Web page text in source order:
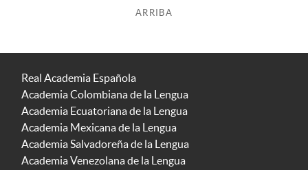
ARRIBA
Real Academia Española
Academia Colombiana de la Lengua
Academia Ecuatoriana de la Lengua
Academia Mexicana de la Lengua
Academia Salvadoreña de la Lengua
Academia Venezolana de la Lengua